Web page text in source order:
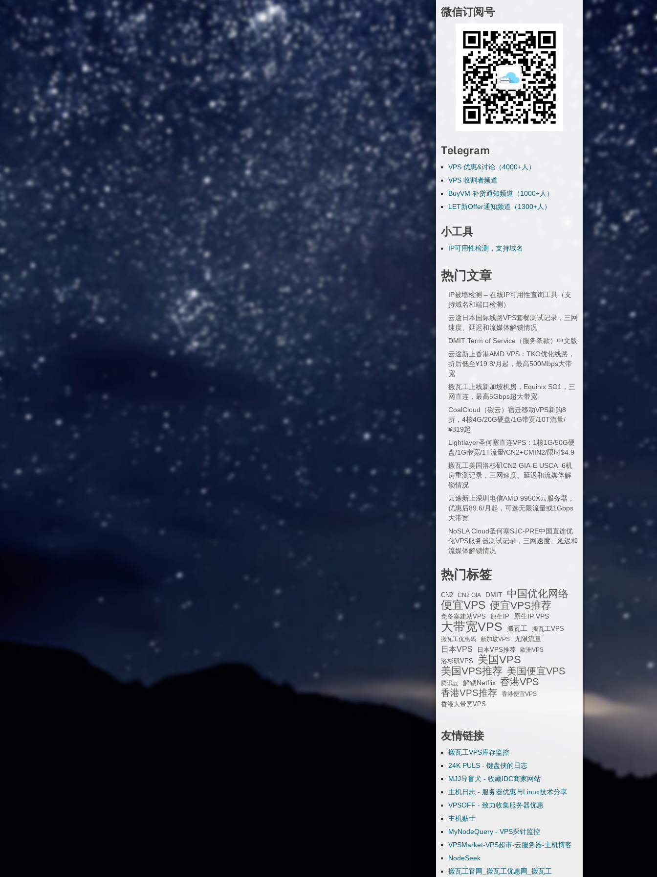
微信订阅号
Telegram
VPS 优惠&讨论（4000+人）
VPS 收割者频道
BuyVM 补货通知频道（1000+人）
LET新Offer通知频道（1300+人）
小工具
IP可用性检测，支持域名
热门文章
IP被墙检测 – 在线IP可用性查询工具（支
持域名和端口检测）
云途日本国际线路VPS套餐测试记录，三网
速度、延迟和流媒体解锁情况
DMIT Term of Service（服务条款）中文版
云途新上香港AMD VPS：TKO优化线路，
折后低至¥19.8/月起，最高500Mbps大带
宽
搬瓦工上线新加坡机房，Equinix SG1，三
网直连，最高5Gbps超大带宽
CoalCloud（碳云）宿迁移动VPS新购8
折，4核4G/20G硬盘/1G带宽/10T流量/
¥319起
Lightlayer圣何塞直连VPS：1核1G/50G硬
盘/1G带宽/1T流量/CN2+CMIN2/限时$4.9
搬瓦工美国洛杉矶CN2 GIA-E USCA_6机
房重测记录，三网速度、延迟和流媒体解
锁情况
云途新上深圳电信AMD 9950X云服务器，
优惠后89.6/月起，可选无限流量或1Gbps
大带宽
NoSLA Cloud圣何塞SJC-PRE中国直连优
化VPS服务器测试记录，三网速度、延迟和
流媒体解锁情况
热门标签
CN2 CN2 GIA DMIT 中国优化网络
便宜VPS 便宜VPS推荐
免备案建站VPS 原生IP 原生IP VPS
大带宽VPS 搬瓦工
搬瓦工VPS
搬瓦工优惠码
新加坡VPS 无限流量
日本VPS 日本VPS推荐
欧洲VPS
洛杉矶VPS
美国VPS
美国VPS推荐 美国便宜VPS
腾讯云 解锁Netflix 香港VPS
香港VPS推荐
香港便宜VPS
香港大带宽VPS
友情链接
搬瓦工VPS库存监控
24K PULS - 键盘侠的日志
MJJ导盲犬 - 收藏IDC商家网站
主机日志 - 服务器优惠与Linux技术分享
VPSOFF - 致力收集服务器优惠
主机贴士
MyNodeQuery - VPS探针监控
VPSMarket-VPS超市-云服务器-主机博客
NodeSeek
搬瓦工官网_搬瓦工优惠网_搬瓦工